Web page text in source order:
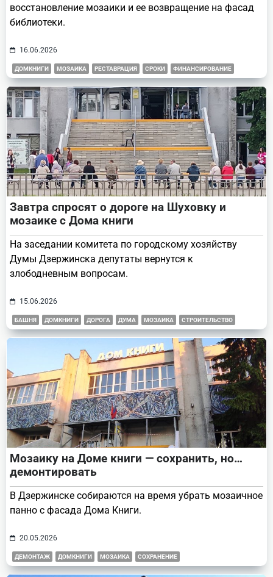
восстановление мозаики и ее возвращение на фасад
библиотеки.
16.06.2026
ДОМКНИГИ МОЗАИКА РЕСТАВРАЦИЯ СРОКИ ФИНАНСИРОВАНИЕ
Завтра спросят о дороге на Шуховку и
мозаике с Дома книги
На заседании комитета по городскому хозяйству
Думы Дзержинска депутаты вернутся к
злободневным вопросам.
15.06.2026
БАШНЯ ДОМКНИГИ ДОРОГА ДУМА МОЗАИКА СТРОИТЕЛЬСТВО
Мозаику на Доме книги — сохранить, но…
демонтировать
В Дзержинске собираются на время убрать мозаичное
панно с фасада Дома Книги.
20.05.2026
ДЕМОНТАЖ ДОМКНИГИ МОЗАИКА СОХРАНЕНИЕ